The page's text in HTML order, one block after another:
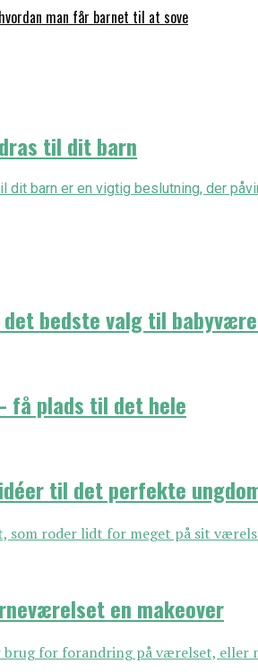
man får barnet til at sove
til dit barn
barn er en vigtig beslutning, der
bedste valg til
få plads til det hele
til det perfekte
som roder lidt for meget på sit
en makeover
for forandring på værelset, eller